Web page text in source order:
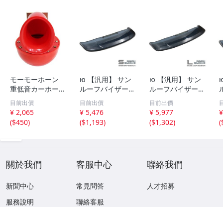
モーモーホーン
重低音カーホーン
ブルホーン ダン
プカー 汽笛のよ
うな重量級の迫
力！ステー付 レ
目前出價
¥ 2,065
($450)
ю 【汎用】 サン
ルーフバイザー
ダークスモーク [
Sサイズ ] 90×32.
5cm 取付金具付
き サンルーフ 後
目前出價
¥ 5,476
($1,193)
ю 【汎用】 サン
ルーフバイザー
ダークスモーク [
Lサイズ ] 110×3
2.5cm 取付金具
付き サンルーフ
目前出價
¥ 5,977
($1,302)
(
關於我們
新聞中心
服務說明
客服中心
常見問答
聯絡客服
聯絡我們
人才招募